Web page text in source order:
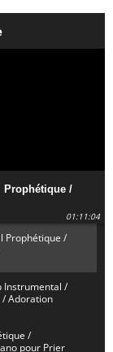
Prophétique /
01:11:04
Prophétique /
Instrumental /
Adoration
/
pour Prier